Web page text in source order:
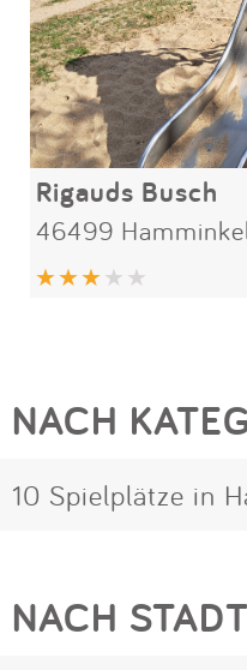
Rigauds Busch
46499
NACH
10 Spielplätze in
NACH